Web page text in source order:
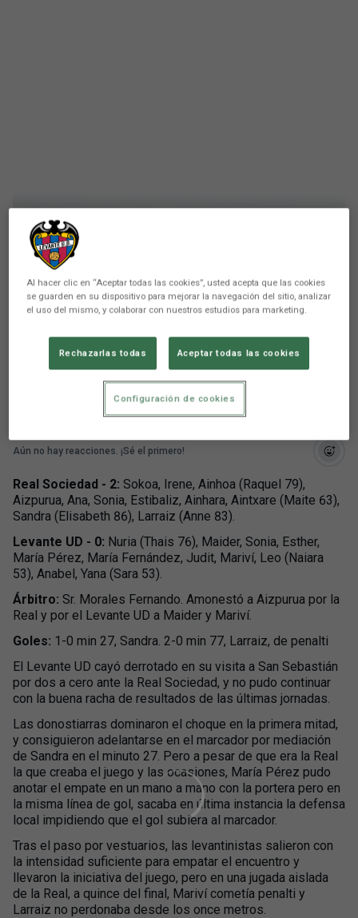
FEMENINO
El Levante UD Femenino cae
ante la Real Sociedad (2-0)
Aún no hay reacciones. ¡Sé el primero!
Real Sociedad - 2: Sokoa, Irene, Ainhoa (Raquel 79),
Aizpurua, Ana, Sonia, Estibaliz, Ainhara, Aintxare (Maite 63),
Sandra (Elisabeth 86), Larraiz (Anne 83).
Levante UD - 0: Nuria (Thais 76), Maider, Sonia, Esther,
María Pérez, María Fernández, Judit, Mariví, Leo (Naiara
53), Anabel, Yana (Sara 53).
Árbitro: Sr. Morales Fernando. Amonestó a Aizpurua por la
Real y por el Levante UD a Maider y Mariví.
Goles: 1-0 min 27, Sandra. 2-0 min 77, Larraiz, de penalti
El Levante UD cayó derrotado en su visita a San Sebastián
por dos a cero ante la Real Sociedad, y no pudo continuar
con la buena racha de resultados de las últimas jornadas.
Las donostiarras dominaron el choque en la primera mitad,
y consiguieron adelantarse en el marcador por mediación
de Sandra en el minuto 27. Pero a pesar de que era la Real
la que creaba el juego y las ocasiones, María Pérez pudo
anotar el empate en un mano a mano con la portera pero en
la misma línea de gol, sacaba en última instancia la defensa
local impidiendo que el gol subiera al marcador.
Tras el paso por vestuarios, las levantinistas salieron con
la intensidad suficiente para empatar el encuentro y
llevaron la iniciativa del juego, pero en una jugada aislada
de la Real, a quince del final, Mariví cometía penalti y
Larraiz no perdonaba desde los once metros.
Al hacer clic en “Aceptar todas las cookies”, usted acepta que las cookies
se guarden en su dispositivo para mejorar la navegación del sitio, analizar
el uso del mismo, y colaborar con nuestros estudios para marketing.
Rechazarlas todas Aceptar todas las cookies
Configuración de cookies